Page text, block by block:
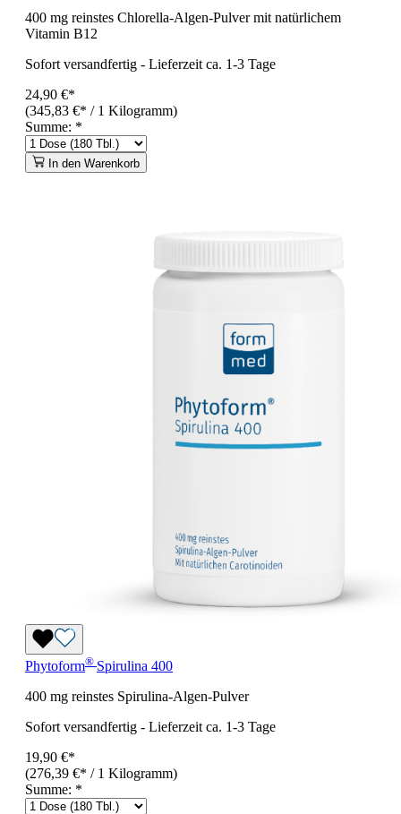
400 mg reinstes Chlorella-Algen-Pulver mit natürlichem
Vitamin B12
Sofort versandfertig - Lieferzeit ca. 1-3 Tage
24,90 €*
(345,83 €* / 1 Kilogramm)
Summe: *
In den Warenkorb
Phytoform® Spirulina 400
400 mg reinstes Spirulina-Algen-Pulver
Sofort versandfertig - Lieferzeit ca. 1-3 Tage
19,90 €*
(276,39 €* / 1 Kilogramm)
Summe: *